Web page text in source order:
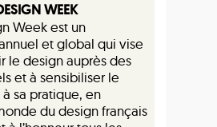
WEEK
Week est un
et global qui vise
le design auprès des
et à sensibiliser le
sa pratique, en
du design français